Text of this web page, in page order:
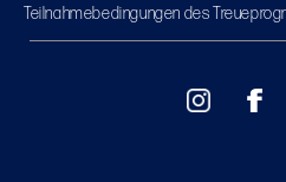
Teilnahmebedingungen des